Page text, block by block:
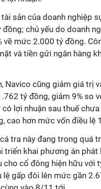
sản của doanh nghiệp
chủ yếu do doanh
về mức 2.000 tỷ đồng.
và tiền gửi ngân hàng
Navico cũng giảm giá trị
tỷ đồng, giảm 9% so
có lợi nhuận sau thuế
cao hơn mức vốn điều lệ
tra này đang trong quá
triển khai phương án phát
cho cổ đông hiện hữu với
lệ gấp đôi lên mức gần